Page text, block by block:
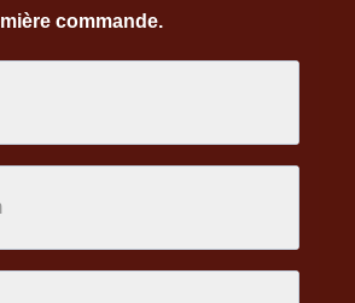
commande.